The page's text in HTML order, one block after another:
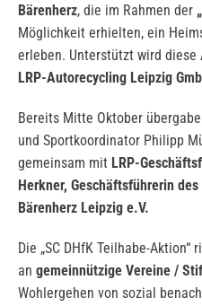
Bärenherz, die im Rahmen der
Möglichkeit erhielten, ein
erleben. Unterstützt wird diese
LRP-Autorecycling Leipzig
Bereits Mitte Oktober
und Sportkoordinator Philipp
gemeinsam mit LRP-
Herkner, Geschäftsführerin
Bärenherz Leipzig e.V.
Die „SC DHfK Teilhabe-
an gemeinnützige Vereine /
Wohlergehen von sozial